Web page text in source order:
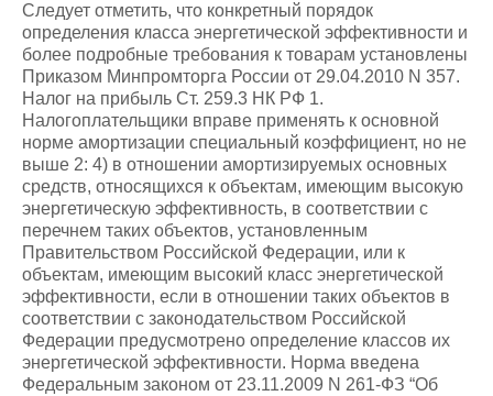
Следует отметить, что конкретный порядок
определения класса энергетической эффективности и
более подробные требования к товарам установлены
Приказом Минпромторга России от 29.04.2010 N 357.
Налог на прибыль Ст. 259.3 НК РФ 1.
Налогоплательщики вправе применять к основной
норме амортизации специальный коэффициент, но не
выше 2: 4) в отношении амортизируемых основных
средств, относящихся к объектам, имеющим высокую
энергетическую эффективность, в соответствии с
перечнем таких объектов, установленным
Правительством Российской Федерации, или к
объектам, имеющим высокий класс энергетической
эффективности, если в отношении таких объектов в
соответствии с законодательством Российской
Федерации предусмотрено определение классов их
энергетической эффективности. Норма введена
Федеральным законом от 23.11.2009 N 261-ФЗ “Об